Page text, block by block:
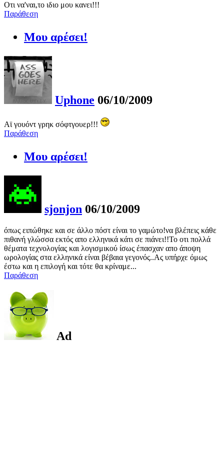
Οτι να'ναι,το ιδιο μου κανει!!!
Παράθεση
Μου αρέσει!
Uphone 06/10/2009
Αϊ γουόντ γρηκ σόφτγουερ!!!
Παράθεση
Μου αρέσει!
sjonjon 06/10/2009
όπως ειπώθηκε και σε άλλο πόστ είναι το γαμώτο!να βλέπεις κάθε
πιθανή γλώσσα εκτός απο ελληνικά κάτι σε πιάνει!!Το οτι πολλά
θέματα τεχνολογίας και λογισμικού ίσως έπασχαν απο άποψη
ωρολογίας στα ελληνικά είναι βέβαια γεγονός..Ας υπήρχε όμως
έστω και η επιλογή και τότε θα κρίναμε...
Παράθεση
Ad